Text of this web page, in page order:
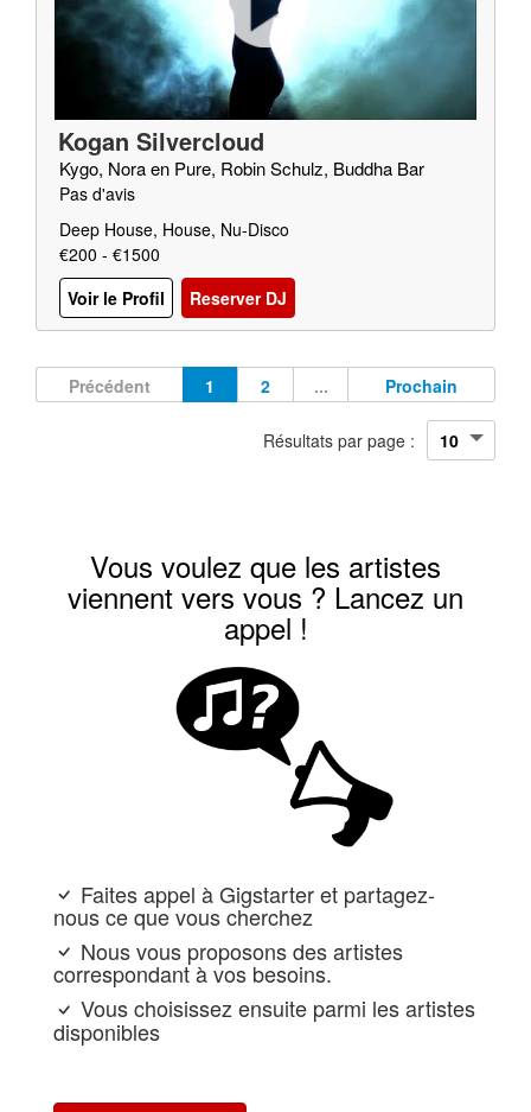
Kogan Silvercloud
Kygo, Nora en Pure, Robin Schulz, Buddha Bar
Pas d'avis
Deep House, House, Nu-Disco
€200 - €1500
Voir le Profil
Reserver DJ
Précédent 1 2 ... Prochain
Résultats par page :
Vous voulez que les artistes
viennent vers vous ? Lancez un
appel !
Faites appel à Gigstarter et partagez-
nous ce que vous cherchez
Nous vous proposons des artistes
correspondant à vos besoins.
Vous choisissez ensuite parmi les artistes
disponibles